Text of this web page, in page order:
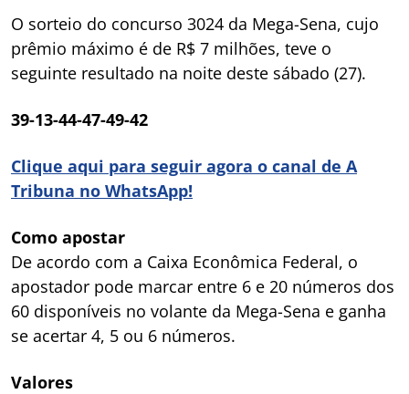
O sorteio do concurso 3024 da Mega-Sena, cujo
prêmio máximo é de R$ 7 milhões, teve o
seguinte resultado na noite deste sábado (27).
39-13-44-47-49-42
Clique aqui para seguir agora o canal de A
Tribuna no WhatsApp!
Como apostar
De acordo com a Caixa Econômica Federal, o
apostador pode marcar entre 6 e 20 números dos
60 disponíveis no volante da Mega-Sena e ganha
se acertar 4, 5 ou 6 números.
Valores